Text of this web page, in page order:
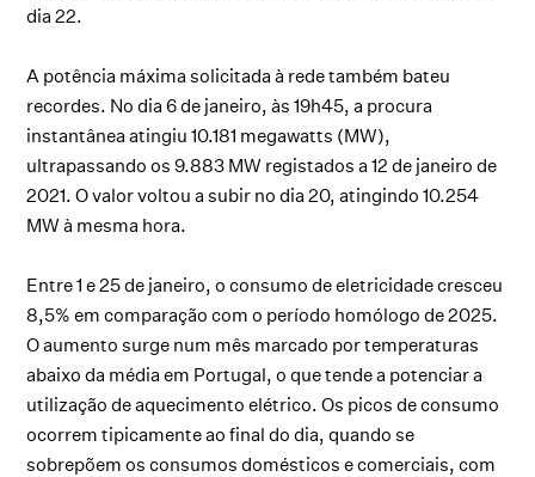
dia 22.
A potência máxima solicitada à rede também bateu
recordes. No dia 6 de janeiro, às 19h45, a procura
instantânea atingiu 10.181 megawatts (MW),
ultrapassando os 9.883 MW registados a 12 de janeiro de
2021. O valor voltou a subir no dia 20, atingindo 10.254
MW à mesma hora.
Entre 1 e 25 de janeiro, o consumo de eletricidade cresceu
8,5% em comparação com o período homólogo de 2025.
O aumento surge num mês marcado por temperaturas
abaixo da média em Portugal, o que tende a potenciar a
utilização de aquecimento elétrico. Os picos de consumo
ocorrem tipicamente ao final do dia, quando se
sobrepõem os consumos domésticos e comerciais, com